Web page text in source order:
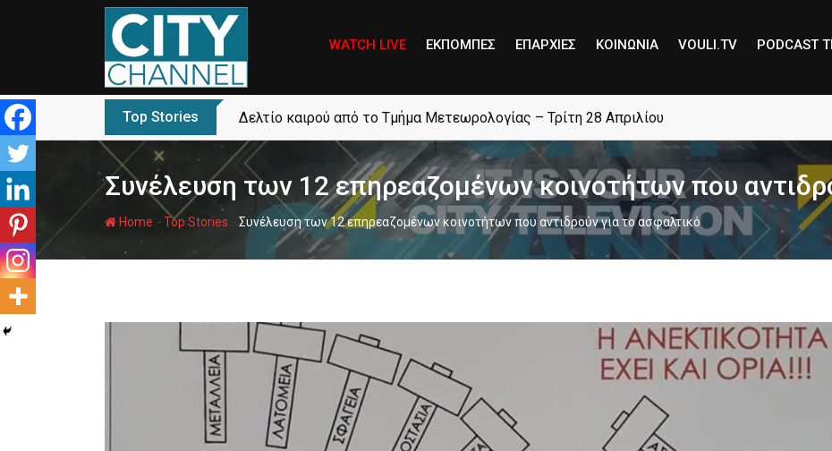
WATCH LIVE ΕΚΠΟΜΠΕΣ ΕΠΑΡΧΙΕΣ ΚΟΙΝΩΝΙΑ VOULI.TV PODCAST
Top Stories Δελτίο καιρού από το Τμήμα Μετεωρολογίας – Τρίτη 28 Απριλίου
Συνέλευση των 12 επηρεαζομένων κοινοτήτων που
Home -Top Stories -Συνέλευση των 12 επηρεαζομένων κοινοτήτων που αντιδρούν για το ασφαλτικό